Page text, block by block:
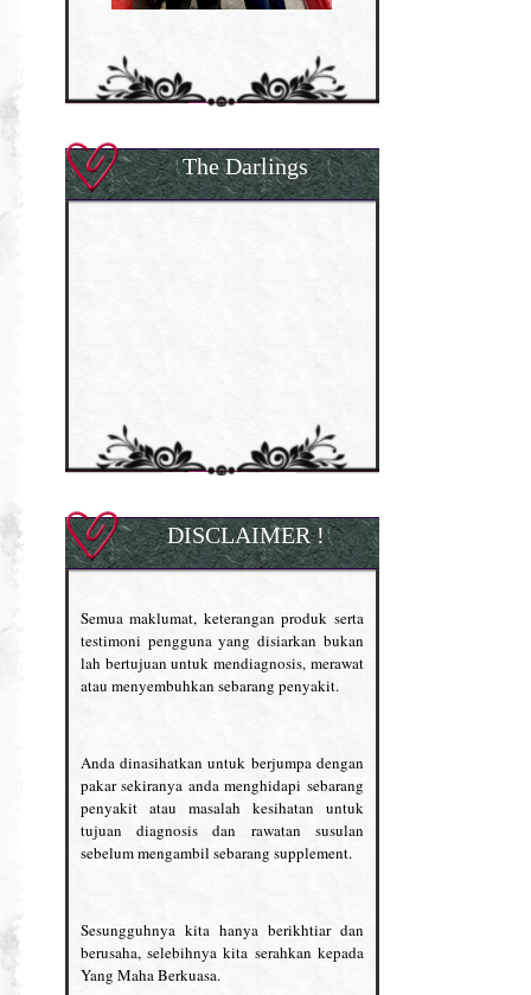
The Darlings
DISCLAIMER !
Semua maklumat, keterangan produk serta
testimoni pengguna yang disiarkan bukan
lah bertujuan untuk mendiagnosis, merawat
atau menyembuhkan sebarang penyakit.
Anda dinasihatkan untuk berjumpa dengan
pakar sekiranya anda menghidapi sebarang
penyakit atau masalah kesihatan untuk
tujuan diagnosis dan rawatan susulan
sebelum mengambil sebarang supplement.
Sesungguhnya kita hanya berikhtiar dan
berusaha, selebihnya kita serahkan kepada
Yang Maha Berkuasa.